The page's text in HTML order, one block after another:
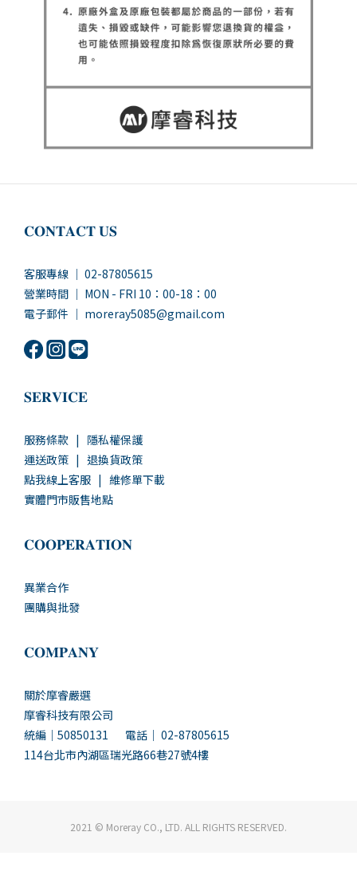
𝐂𝐎𝐍𝐓𝐀𝐂𝐓 𝐔𝐒
客服專線 ｜ 02-87805615
營業時間 ｜ MON - FRI 10：00-18：00
電子郵件 ｜ moreray5085@gmail.com
𝐒𝐄𝐑𝐕𝐈𝐂𝐄
服務條款 | 隱私權保護
運送政策 | 退換貨政策
點我線上客服 | 維修單下載
實體門市販售地點
𝐂𝐎𝐎𝐏𝐄𝐑𝐀𝐓𝐈𝐎𝐍
異業合作
團購與批發
𝐂𝐎𝐌𝐏𝐀𝐍𝐘
關於摩睿嚴選
摩睿科技有限公司
統編｜50850131 電話｜ 02-87805615
114台北市內湖區瑞光路66巷27號4樓
2021 © Moreray CO., LTD. ALL RIGHTS RESERVED.